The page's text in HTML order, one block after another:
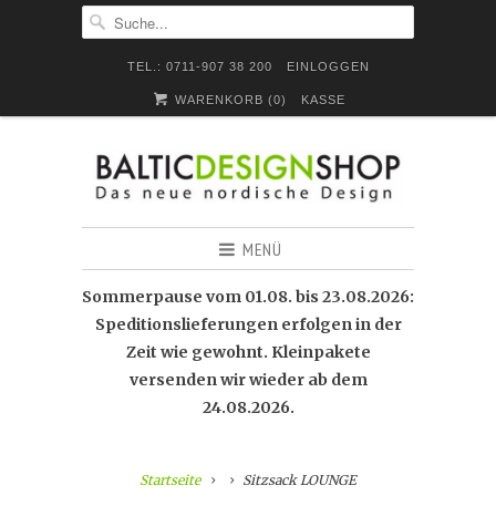
TEL.: 0711-907 38 200 EINLOGGEN
WARENKORB (0) KASSE
MENÜ
Sommerpause vom 01.08. bis 23.08.2026:
Speditionslieferungen erfolgen in der
Zeit wie gewohnt. Kleinpakete
versenden wir wieder ab dem
24.08.2026.
Startseite Sitzsack LOUNGE